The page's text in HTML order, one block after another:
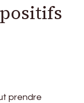
prendre